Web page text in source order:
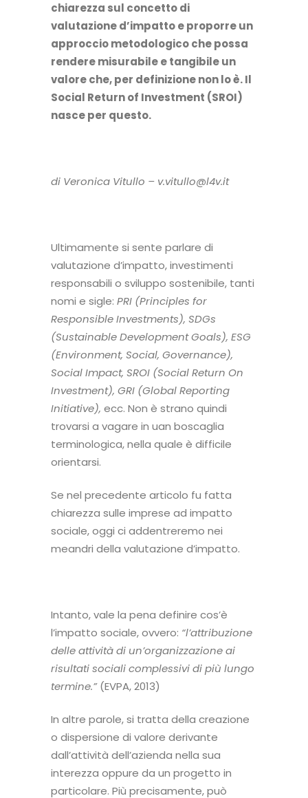
chiarezza sul concetto di
valutazione d’impatto e proporre un
approccio metodologico che possa
rendere misurabile e tangibile un
valore che, per definizione non lo è. Il
Social Return of Investment (SROI)
nasce per questo.
di Veronica Vitullo – v.vitullo@l4v.it
Ultimamente si sente parlare di
valutazione d’impatto, investimenti
responsabili o sviluppo sostenibile, tanti
nomi e sigle: PRI (Principles for
Responsible Investments), SDGs
(Sustainable Development Goals), ESG
(Environment, Social, Governance),
Social Impact, SROI (Social Return On
Investment), GRI (Global Reporting
Initiative), ecc. Non è strano quindi
trovarsi a vagare in uan boscaglia
terminologica, nella quale è difficile
orientarsi.
Se nel precedente articolo fu fatta
chiarezza sulle imprese ad impatto
sociale, oggi ci addentreremo nei
meandri della valutazione d’impatto.
Intanto, vale la pena definire cos’è
l’impatto sociale, ovvero: “l’attribuzione
delle attività di un’organizzazione ai
risultati sociali complessivi di più lungo
termine.”(EVPA, 2013)
In altre parole, si tratta della creazione
o dispersione di valore derivante
dall’attività dell’azienda nella sua
interezza oppure da un progetto in
particolare. Più precisamente, può